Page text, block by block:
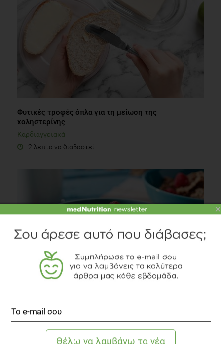
Φυτικές τροφές όπλα για τη μείωση της
χοληστερίνης
Καρδιαγγειακά
2 λεπτά να διαβαστεί
«Ολική» υγεία!
1 λεπτό να διαβαστεί
×